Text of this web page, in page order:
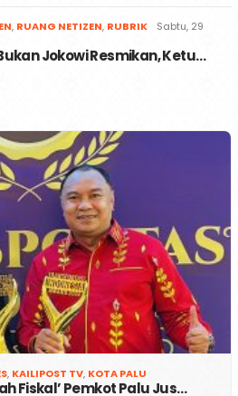
, RUANG NETIZEN, RUBRIK
Sabtu, 29
Jokowi Resmikan, Ketu…
, KAILIPOST TV, KOTA PALU
Fiskal’ Pemkot Palu Jus…